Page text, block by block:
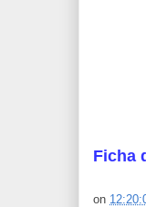
Ficha
on